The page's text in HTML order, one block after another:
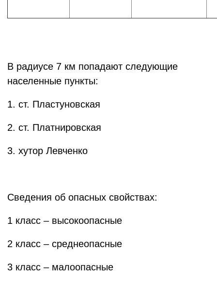
В радиусе 7 км попадают следующие
населенные пункты:
1. ст. Пластуновская
2. ст. Платнировская
3. хутор Левченко
Сведения об опасных свойствах:
1 класс – высокоопасные
2 класс – среднеопасные
3 класс – малоопасные